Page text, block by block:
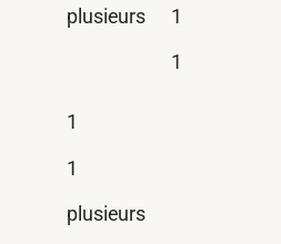
plusieurs
1
1
1
1
plusieurs